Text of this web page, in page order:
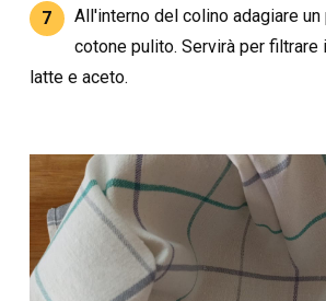
7
All'interno del colino adagiare un
cotone pulito. Servirà per
latte e aceto.